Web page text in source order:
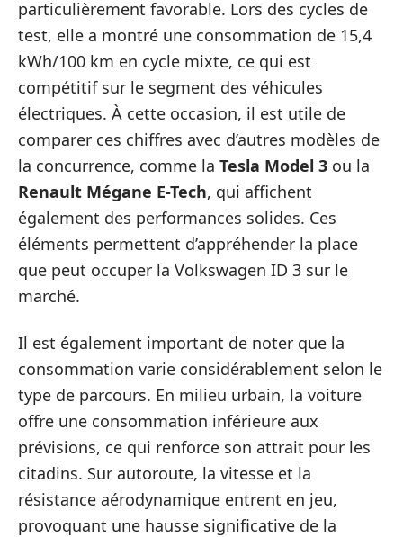
particulièrement favorable. Lors des cycles de
test, elle a montré une consommation de 15,4
kWh/100 km en cycle mixte, ce qui est
compétitif sur le segment des véhicules
électriques. À cette occasion, il est utile de
comparer ces chiffres avec d’autres modèles de
la concurrence, comme la Tesla Model 3 ou la
Renault Mégane E-Tech, qui affichent
également des performances solides. Ces
éléments permettent d’appréhender la place
que peut occuper la Volkswagen ID 3 sur le
marché.
Il est également important de noter que la
consommation varie considérablement selon le
type de parcours. En milieu urbain, la voiture
offre une consommation inférieure aux
prévisions, ce qui renforce son attrait pour les
citadins. Sur autoroute, la vitesse et la
résistance aérodynamique entrent en jeu,
provoquant une hausse significative de la